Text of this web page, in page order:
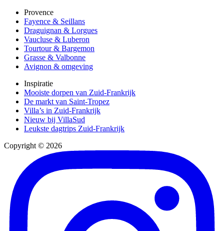
Provence
Fayence & Seillans
Draguignan & Lorgues
Vaucluse & Luberon
Tourtour & Bargemon
Grasse & Valbonne
Avignon & omgeving
Inspiratie
Mooiste dorpen van Zuid-Frankrijk
De markt van Saint-Tropez
Villa’s in Zuid-Frankrijk
Nieuw bij VillaSud
Leukste dagtrips Zuid-Frankrijk
Copyright © 2026